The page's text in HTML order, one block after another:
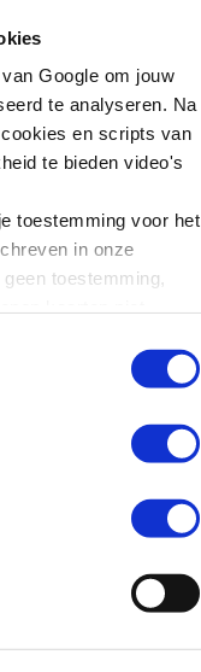
Google om jouw
te analyseren. Na
en scripts van
te bieden video's
toestemming voor het
in onze
toestemming,